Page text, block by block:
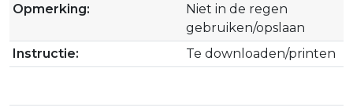
Opmerking:
Niet in de regen
gebruiken/opslaan
Instructie:
Te downloaden/printen